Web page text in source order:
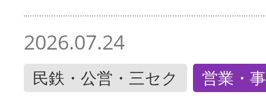
2026.07.24
民鉄・公営・三セク 営業・